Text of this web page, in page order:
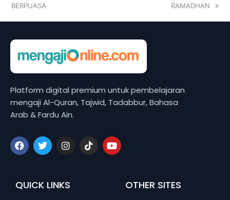
BERPUASA
RAMADHAN
Platform digital premium untuk pembelajaran
mengaji Al-Quran, Tajwid, Tadabbur, Bahasa
Arab & Fardu Ain.
QUICK LINKS OTHER SITES